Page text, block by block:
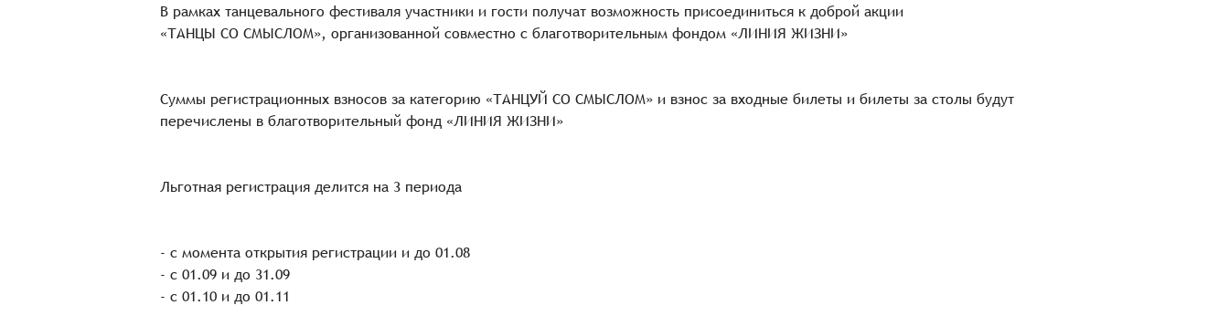
В рамках танцевального фестиваля участники и гости получат возможность присоединиться к доброй акции
«ТАНЦЫ СО СМЫСЛОМ», организованной совместно с благотворительным фондом «ЛИНИЯ ЖИЗНИ»
Суммы регистрационных взносов за категорию «ТАНЦУЙ СО СМЫСЛОМ» и взнос за входные билеты и билеты за столы будут
перечислены в благотворительный фонд «ЛИНИЯ ЖИЗНИ»
Льготная регистрация делится на 3 периода
- с момента открытия регистрации и до 01.08
- с 01.09 и до 31.09
- с 01.10 и до 01.11